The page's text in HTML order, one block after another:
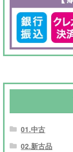
01.中古
02.新古品